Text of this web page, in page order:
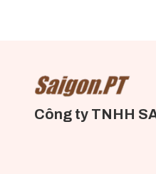
Công ty TNHH